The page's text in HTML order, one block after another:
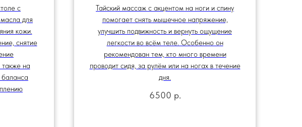
с
для
кожи.
снятие
на
Тайский массаж с акцентом на ноги и спину
помогает снять мышечное напряжение,
улучшить подвижность и вернуть ощущение
легкости во всём теле. Особенно он
рекомендован тем, кто много времени
проводит сидя, за рулём или на ногах в течение
дня.
6500 р.